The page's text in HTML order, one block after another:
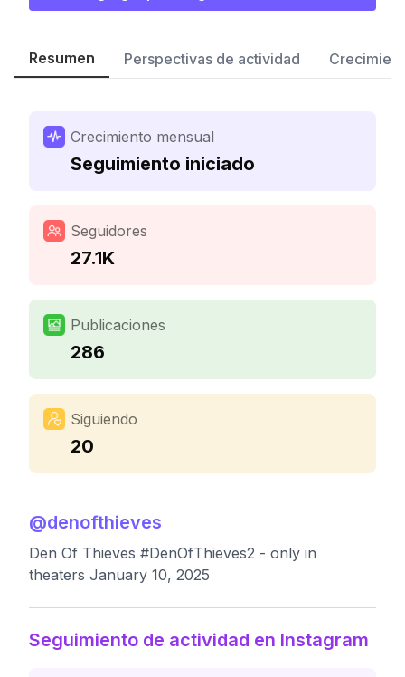
Resumen Perspectivas de actividad
Crecimiento mensual
Seguimiento iniciado
Seguidores
27.1K
Publicaciones
286
Siguiendo
20
@denofthieves
Den Of Thieves #DenOfThieves2 - only in
theaters January 10, 2025
Seguimiento de actividad en Instagram